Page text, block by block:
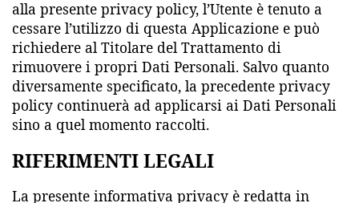
alla presente privacy policy, l’Utente è tenuto a
cessare l’utilizzo di questa Applicazione e può
richiedere al Titolare del Trattamento di
rimuovere i propri Dati Personali. Salvo quanto
diversamente specificato, la precedente privacy
policy continuerà ad applicarsi ai Dati Personali
sino a quel momento raccolti.
RIFERIMENTI LEGALI
La presente informativa privacy è redatta in